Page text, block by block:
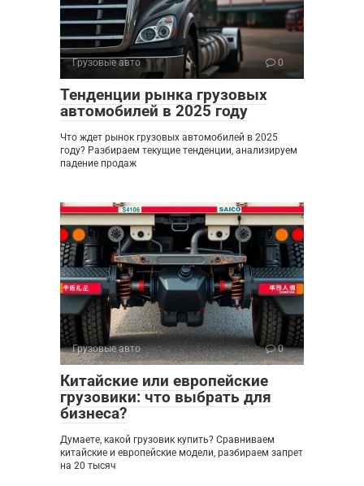
Грузовые авто 0
Тенденции рынка грузовых
автомобилей в 2025 году
Что ждет рынок грузовых автомобилей в 2025
году? Разбираем текущие тенденции, анализируем
падение продаж
Грузовые авто 0
Китайские или европейские
грузовики: что выбрать для
бизнеса?
Думаете, какой грузовик купить? Сравниваем
китайские и европейские модели, разбираем запрет
на 20 тысяч